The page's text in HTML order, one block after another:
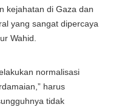
kejahatan di Gaza dan
yang sangat dipercaya
Wahid.
normalisasi
harus
tidak